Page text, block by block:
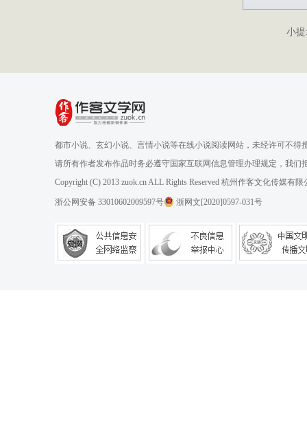
小
都市小说、玄幻小说、言情小说等在线小说阅读网站，未经许可不得
请所有作者发布作品时务必遵守国家互联网信息管理办理规定，我们
Copyright (C) 2013 zuok.cn ALL Rights Reserved 杭州作客文化传媒有
浙公网安备 33010602009597号 浙网文[2020]0597-031号